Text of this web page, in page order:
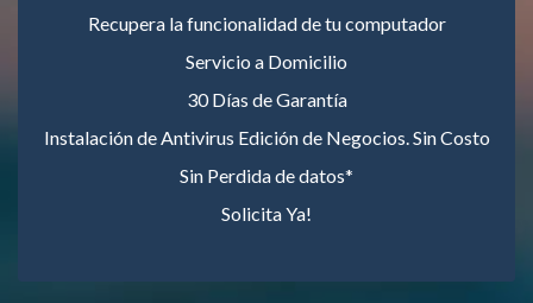
Recupera la funcionalidad de tu computador
Servicio a Domicilio
30 Días de Garantía
Instalación de Antivirus Edición de Negocios. Sin Costo
Sin Perdida de datos*
Solicita Ya!